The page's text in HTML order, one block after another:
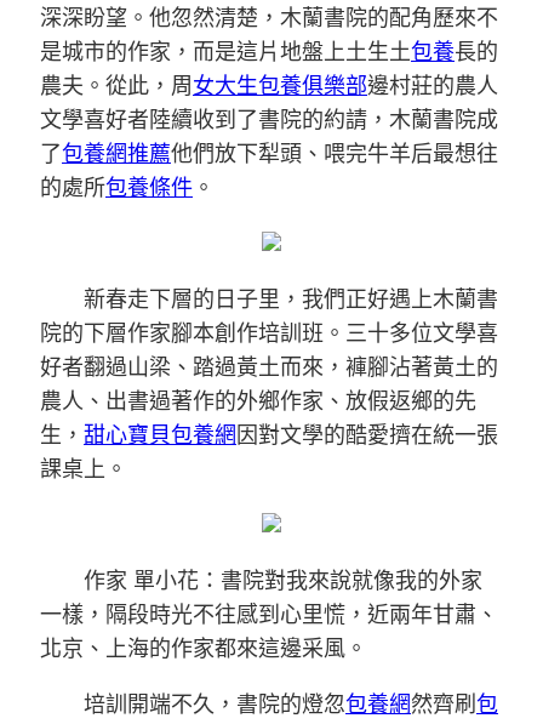
深深盼望。他忽然清楚，木蘭書院的配角歷來不
是城市的作家，而是這片地盤上土生土包養長的
農夫。從此，周女大生包養俱樂部邊村莊的農人
文學喜好者陸續收到了書院的約請，木蘭書院成
了包養網推薦他們放下犁頭、喂完牛羊后最想往
的處所包養條件 。
新春走下層的日子里，我們正好遇上木蘭書
院的下層作家腳本創作培訓班。三十多位文學喜
好者翻過山梁、踏過黃土而來，褲腳沾著黃土的
農人、出書過著作的外鄉作家、放假返鄉的先
生， 甜心寶貝包養網 因對文學的酷愛擠在統一張
課桌上。
作家 單小花：書院對我來說就像我的外家
一樣，隔段時光不往感到心里慌，近兩年甘肅、
北京、上海的作家都來這邊采風。
培訓開端不久，書院的燈忽包養網然齊刷 包